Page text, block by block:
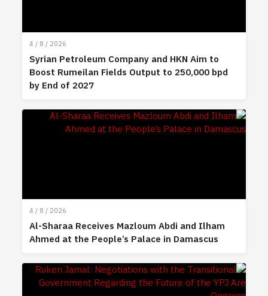
4 / 8 / 2026
Syrian Petroleum Company and HKN Aim to
Boost Rumeilan Fields Output to 250,000 bpd
by End of 2027
4 / 8 / 2026
Al-Sharaa Receives Mazloum Abdi and Ilham
Ahmed at the People’s Palace in Damascus